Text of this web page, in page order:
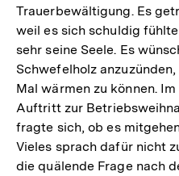
Trauerbewältigung. Es
weil es sich schuldig
sehr seine Seele. Es
Schwefelholz
Mal wärmen zu können.
Auftritt zur
fragte sich, ob es
Vieles sprach dafür nicht
die quälende Frage nach